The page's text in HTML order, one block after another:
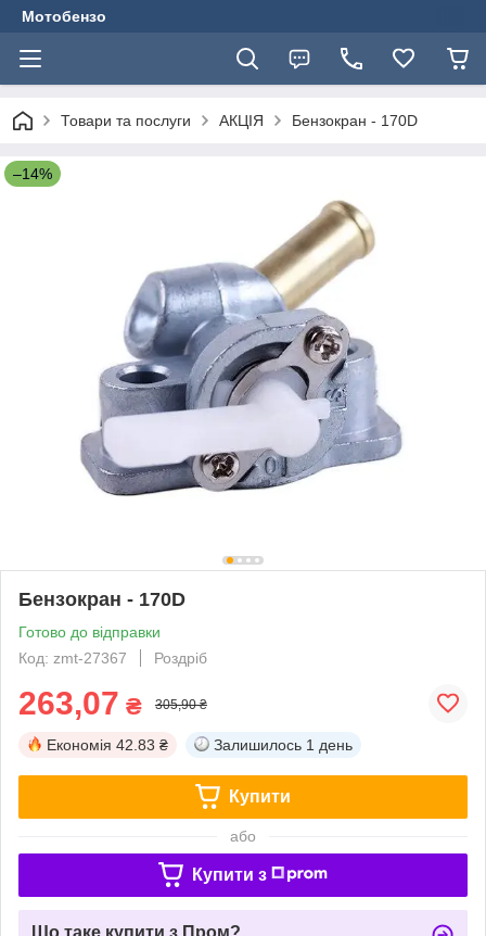
Мотобензо
Товари та послуги АКЦІЯ Бензокран - 170D
–14%
Бензокран - 170D
Готово до відправки
Код: zmt-27367
Роздріб
263,07 ₴ 305,90 ₴
Економія 42.83 ₴ Залишилось 1 день
Купити
або
Купити з
Що таке купити з Пром?